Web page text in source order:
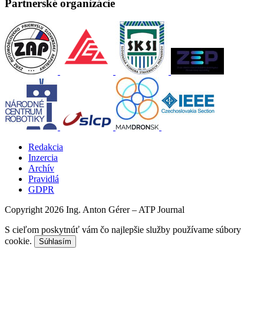
Partnerské organizácie
Redakcia
Inzercia
Archív
Pravidlá
GDPR
Copyright 2026 Ing. Anton Gérer – ATP Journal
S cieľom poskytnúť vám čo najlepšie služby používame súbory
cookie.
Súhlasím